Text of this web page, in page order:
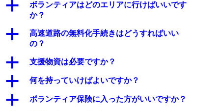
a
ボランティアはどのエリアに行けばいいです
か？
a
高速道路の無料化手続きはどうすればいい
の？
a 支援物資は必要ですか？
a 何を持っていけばよいですか？
a ボランティア保険に入った方がいいですか？